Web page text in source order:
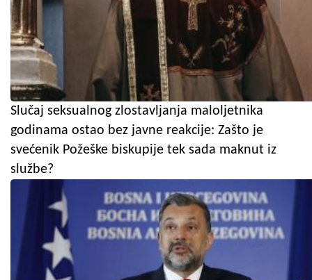
Slučaj seksualnog zlostavljanja maloljetnika
godinama ostao bez javne reakcije: Zašto je
svećenik Požeške biskupije tek sada maknut iz
službe?